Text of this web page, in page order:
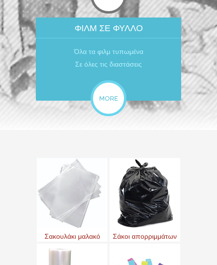
ΦΙΛΜ ΣΕ ΦΥΛΛΟ
Όλα τα φιλμ τυπωμένα
Σε όλες τις διαστάσεις
MORE
Σακουλάκι μαλακό Σάκοι απορριμμάτων